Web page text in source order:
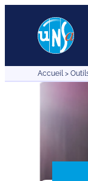
contenu
Accueil>